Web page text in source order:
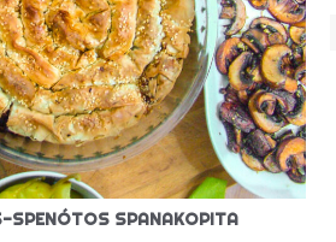
SPENÓTOS SPANAKOPITA